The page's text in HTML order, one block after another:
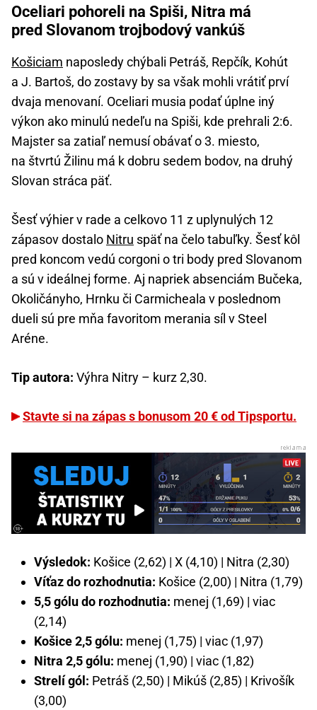
Oceliari pohoreli na Spiši, Nitra má
pred Slovanom trojbodový vankúš
Košiciam naposledy chýbali Petráš, Repčík, Kohút
a J. Bartoš, do zostavy by sa však mohli vrátiť prví
dvaja menovaní. Oceliari musia podať úplne iný
výkon ako minulú nedeľu na Spiši, kde prehrali 2:6.
Majster sa zatiaľ nemusí obávať o 3. miesto,
na štvrtú Žilinu má k dobru sedem bodov, na druhý
Slovan stráca päť.
Šesť výhier v rade a celkovo 11 z uplynulých 12
zápasov dostalo Nitru späť na čelo tabuľky. Šesť kôl
pred koncom vedú corgoni o tri body pred Slovanom
a sú v ideálnej forme. Aj napriek absenciám Bučeka,
Okoličányho, Hrnku či Carmicheala v poslednom
dueli sú pre mňa favoritom merania síl v Steel
Aréne.
Tip autora: Výhra Nitry – kurz 2,30.
Stavte si na zápas s bonusom 20 € od Tipsportu.
Výsledok: Košice (2,62) | X (4,10) | Nitra (2,30)
Víťaz do rozhodnutia: Košice (2,00) | Nitra (1,79)
5,5 gólu do rozhodnutia: menej (1,69) | viac
(2,14)
Košice 2,5 gólu: menej (1,75) | viac (1,97)
Nitra 2,5 gólu: menej (1,90) | viac (1,82)
Strelí gól: Petráš (2,50) | Mikúš (2,85) | Krivošík
(3,00)